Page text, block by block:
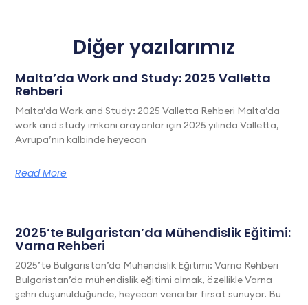
Diğer yazılarımız
Malta’da Work and Study: 2025 Valletta
Rehberi
Malta’da Work and Study: 2025 Valletta Rehberi Malta’da
work and study imkanı arayanlar için 2025 yılında Valletta,
Avrupa’nın kalbinde heyecan
Read More
2025’te Bulgaristan’da Mühendislik Eğitimi:
Varna Rehberi
2025’te Bulgaristan’da Mühendislik Eğitimi: Varna Rehberi
Bulgaristan’da mühendislik eğitimi almak, özellikle Varna
şehri düşünüldüğünde, heyecan verici bir fırsat sunuyor. Bu